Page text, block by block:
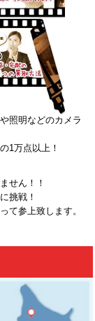
照明などのカメラ
1万点以上！
せん！！
挑戦！
て参上致します。